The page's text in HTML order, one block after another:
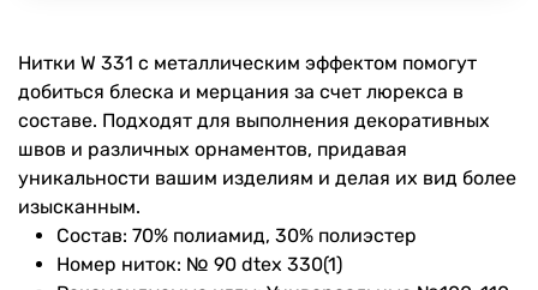
Нитки W 331 с металлическим эффектом помогут
добиться блеска и мерцания за счет люрекса в
составе. Подходят для выполнения декоративных
швов и различных орнаментов, придавая
уникальности вашим изделиям и делая их вид более
изысканным.
Состав: 70% полиамид, 30% полиэстер
Номер ниток: № 90 dtex 330(1)